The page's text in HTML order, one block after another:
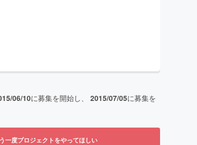
06/10に募集を開始し、 2015/07/05に募集を
一度プロジェクトをやってほしい